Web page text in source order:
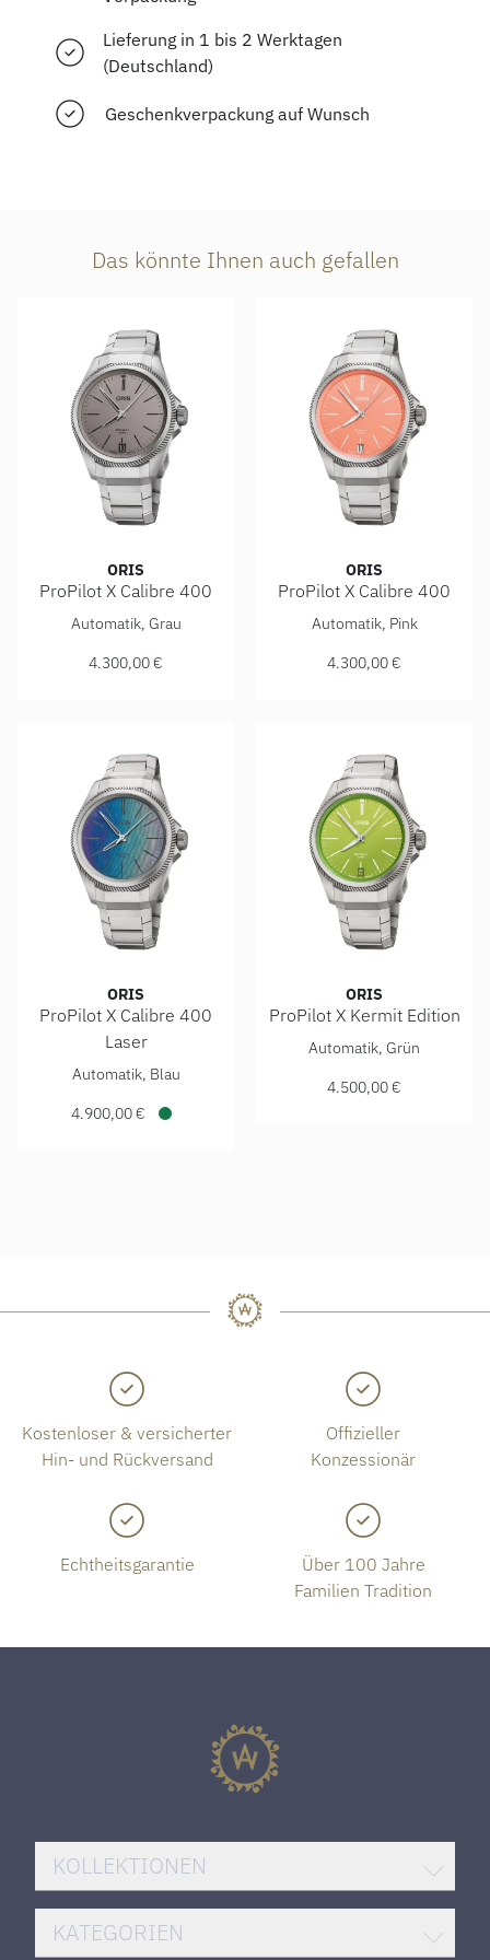
Lieferung in 1 bis 2 Werktagen
(Deutschland)
Geschenkverpackung auf Wunsch
Das könnte Ihnen auch gefallen
ORIS
ProPilot X Calibre 400
ORIS ProPilot X Calibre 400, Ref: 01 400 7778 7153-07
Automatik, Grau
4.300,00 €
ORIS
ProPilot X Calibre 400
ORIS ProPilot X Calibre
Automatik, Pink
4.300,00 €
ORIS
ProPilot X Calibre 400
Laser
ORIS ProPilot X Calibre 400 Laser, Ref: 01 400 7778
Automatik, Blau
4.900,00 €
ORIS
ProPilot X Kermit Edition
ORIS ProPilot X Kermit
Automatik, Grün
4.500,00 €
Kostenloser & versicherter
Hin- und Rückversand
Offizieller
Konzessionär
Echtheitsgarantie
Über 100 Jahre
Familien Tradition
KOLLEKTIONEN
BREITLING SUPEROCEAN
KATEGORIEN